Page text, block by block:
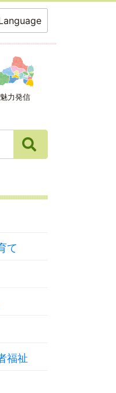
魅力発信
て
福祉